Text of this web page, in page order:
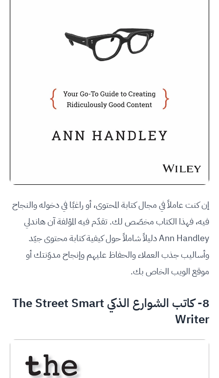
إن كنت عاملاً في مجال كتابة المحتوى، أو راغبًا في دخوله والنجاح
فيه، فهذا الكتاب مخصّص لك. تقدّم فيه المؤلفة آن هاندلي
Ann Handley دليلاً شاملاً حول كيفية كتابة محتوى جيّد
وأساليب جذب العملاء والحفاظ عليهم وإنجاح مدوّنتك أو
موقع الويب الخاص بك.
8- كاتب الشوارع الذكي The Street Smart
Writer